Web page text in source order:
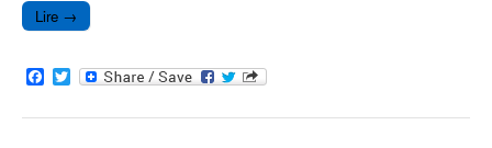
Lire →
F
a
c
T
w
i